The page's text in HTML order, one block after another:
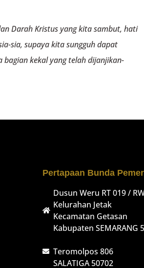
Darah Kristus yang kita sambut, hati
sia, supaya kita sungguh dapat
kekal yang telah dijanjikan-
Pertapaan Bunda
Dusun Weru RT 019 /
Kelurahan Jetak
Kecamatan Getasan
Kabupaten SEMARANG
Teromolpos 806
SALATIGA 50702